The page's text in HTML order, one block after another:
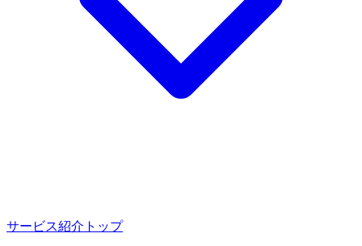
サービス紹介トップ